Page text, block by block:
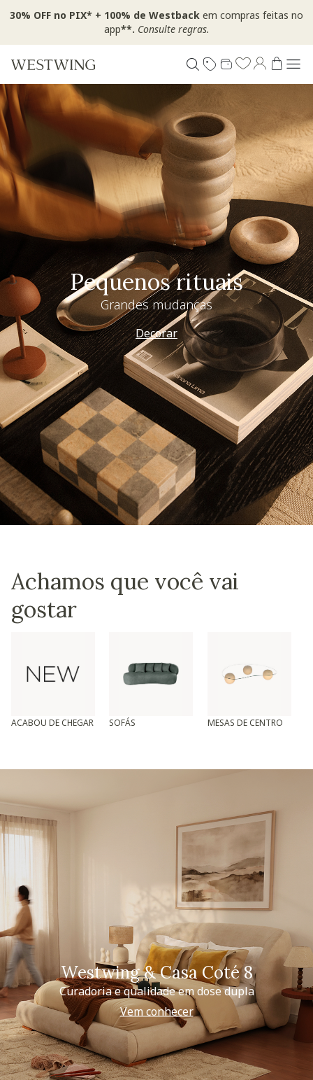
30% OFF no PIX* + 100% de Westback em compras feitas no
app**. Consulte regras.
Pequenos rituais
Grandes mudanças
Decorar
Achamos que você vai
gostar
ACABOU DE CHEGAR SOFÁS MESAS DE CENTRO
Westwing & Casa Coté 8
Curadoria e qualidade em dose dupla
Vem conhecer